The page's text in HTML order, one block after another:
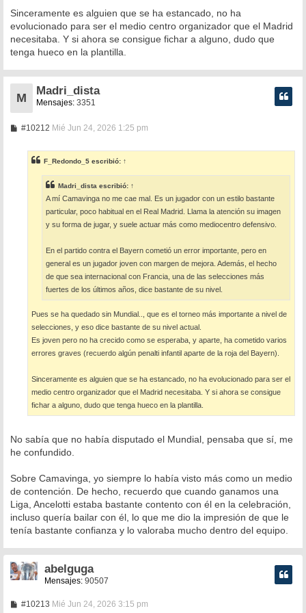
Sinceramente es alguien que se ha estancado, no ha
evolucionado para ser el medio centro organizador que el Madrid
necesitaba. Y si ahora se consigue fichar a alguno, dudo que
tenga hueco en la plantilla.
M
Madri_dista
Mensajes: 3351
#10212M
a
j
e
Mié Jun 24, 2026 1:25 pm
F_Redondo_5 escribió: ↑
Madri_dista escribió: ↑
A mí Camavinga no me cae mal. Es un jugador con un estilo bastante
particular, poco habitual en el Real Madrid. Llama la atención su imagen
y su forma de jugar, y suele actuar más como mediocentro defensivo.
En el partido contra el Bayern cometió un error importante, pero en
general es un jugador joven con margen de mejora. Además, el hecho
de que sea internacional con Francia, una de las selecciones más
fuertes de los últimos años, dice bastante de su nivel.
Pues se ha quedado sin Mundial.., que es el torneo más importante a nivel de
selecciones, y eso dice bastante de su nivel actual.
Es joven pero no ha crecido como se esperaba, y aparte, ha cometido varios
errores graves (recuerdo algún penalti infantil aparte de la roja del Bayern).
Sinceramente es alguien que se ha estancado, no ha evolucionado para ser el
medio centro organizador que el Madrid necesitaba. Y si ahora se consigue
fichar a alguno, dudo que tenga hueco en la plantilla.
No sabía que no había disputado el Mundial, pensaba que sí, me
he confundido.
Sobre Camavinga, yo siempre lo había visto más como un medio
de contención. De hecho, recuerdo que cuando ganamos una
Liga, Ancelotti estaba bastante contento con él en la celebración,
incluso quería bailar con él, lo que me dio la impresión de que le
tenía bastante confianza y lo valoraba mucho dentro del equipo.
abelguga
Mensajes: 90507
#10213MMié Jun 24, 2026 3:15 pm